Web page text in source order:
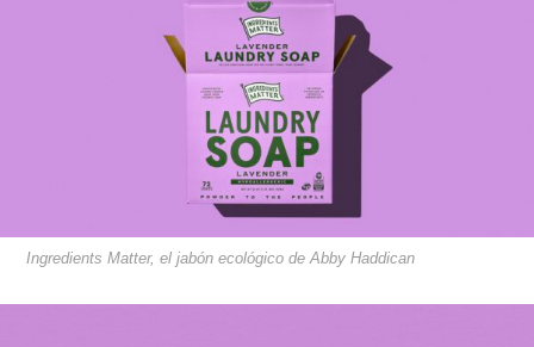
Ingredients Matter, el jabón ecológico de Abby Haddican